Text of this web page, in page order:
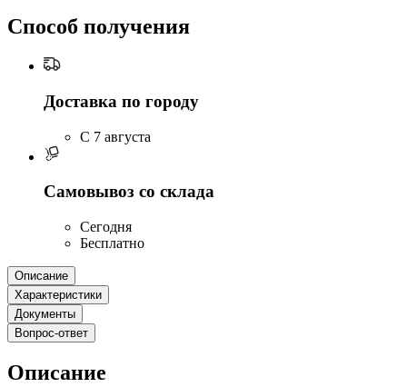
Способ получения
Доставка по городу
C 7 августа
Самовывоз со склада
Сегодня
Бесплатно
Описание
Характеристики
Документы
Вопрос-ответ
Описание